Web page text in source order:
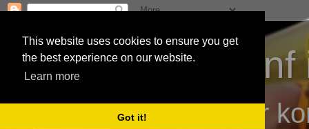
This website uses cookies to ensure you get
the best experience on our website.
Learn more
Got it!
3athlon - #dnf
Kai Baumgartner